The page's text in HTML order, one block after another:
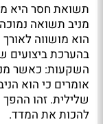
תשואת חסר היא
מניב תשואה
הוא מושווה
בהערכת ביצועים
השקעות: כאשר
אומרים כי הוא
שלילית. זהו
להכות את המדד.